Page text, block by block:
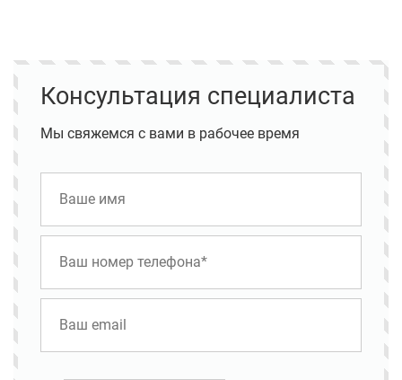
Консультация специалиста
Мы свяжемся с вами в рабочее время